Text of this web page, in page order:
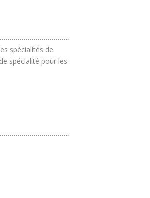
spécialités de
spécialité pour les